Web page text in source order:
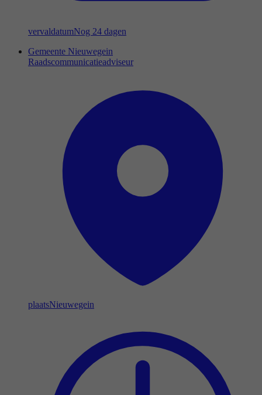
vervaldatumNog 24 dagen
Gemeente Nieuwegein
Raadscommunicatieadviseur
plaatsNieuwegein